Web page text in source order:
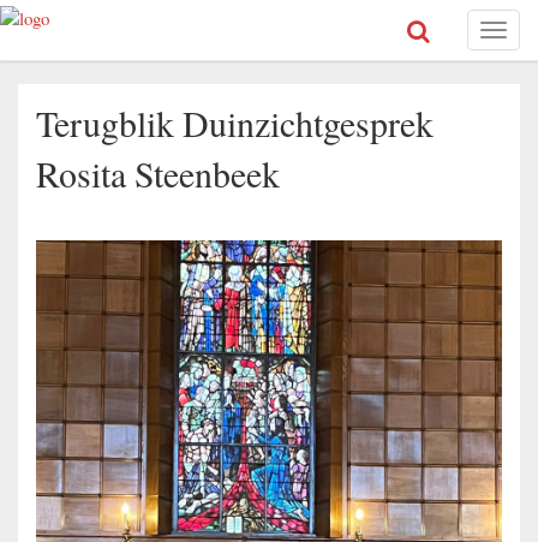
Terugblik Duinzichtgesprek
Rosita Steenbeek